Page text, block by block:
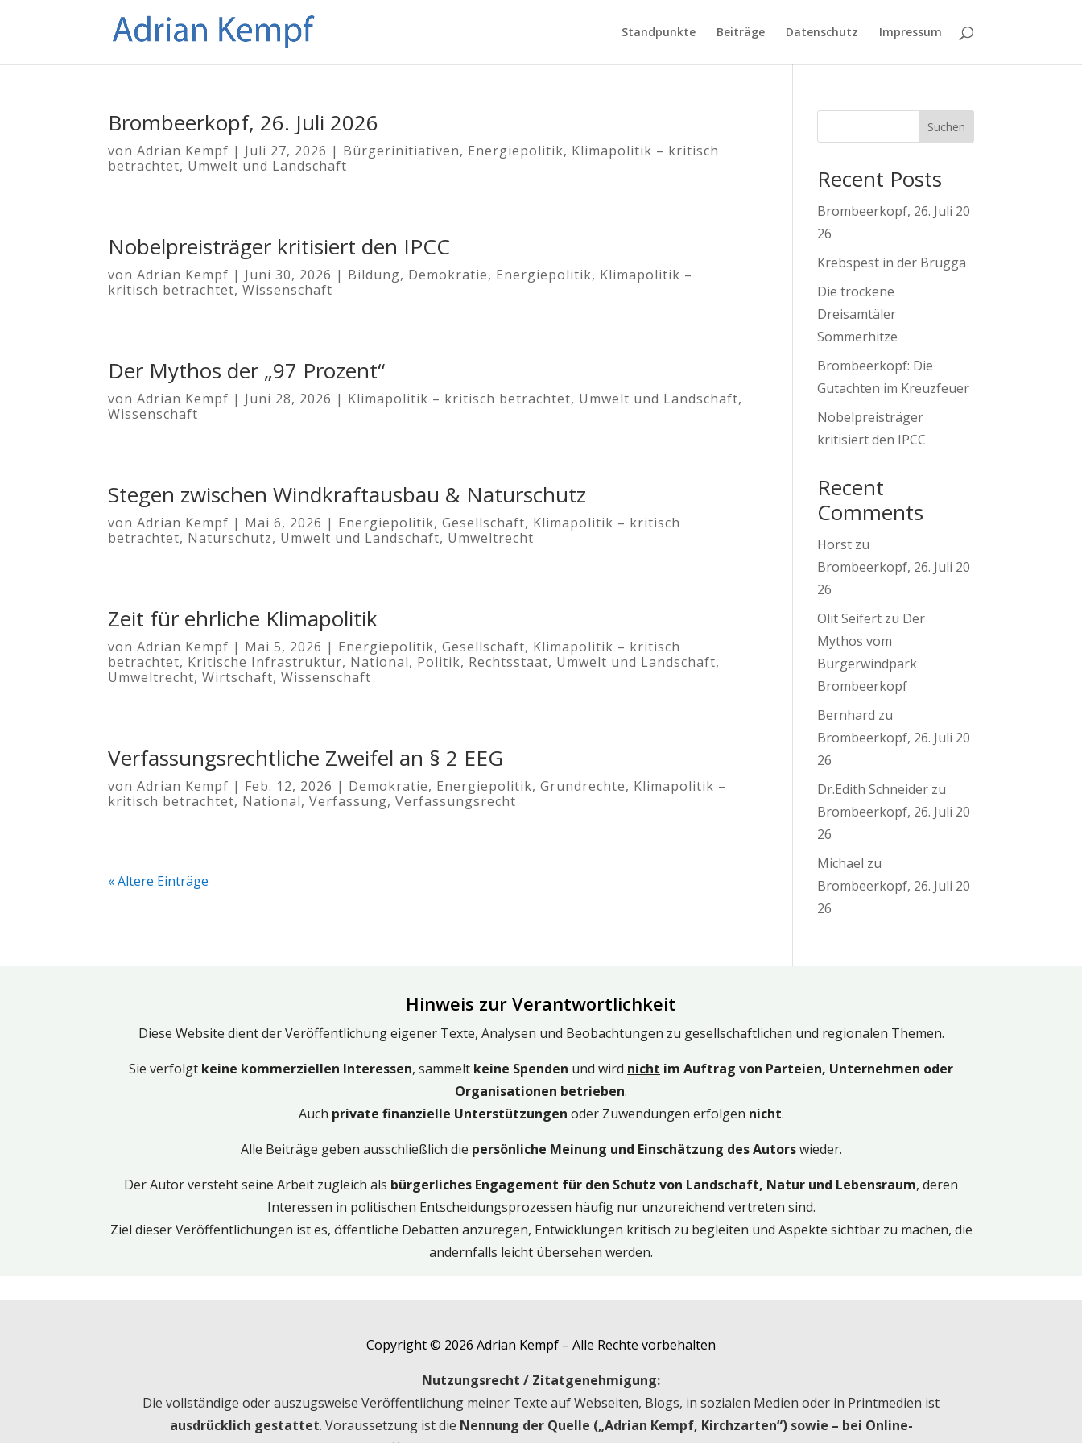
Standpunkte Beiträge Datenschutz Impressum
Brombeerkopf, 26. Juli 2026
vonAdrian Kempf | Juli 27, 2026 | Bürgerinitiativen, Energiepolitik, Klimapolitik – kritisch
betrachtet, Umwelt und Landschaft
Nobelpreisträger kritisiert den IPCC
vonAdrian Kempf | Juni 30, 2026 | Bildung, Demokratie, Energiepolitik, Klimapolitik –
kritisch betrachtet,Wissenschaft
Der Mythos der „97 Prozent“
vonAdrian Kempf | Juni 28, 2026 | Klimapolitik – kritisch betrachtet, Umwelt und Landschaft,
Wissenschaft
Stegen zwischen Windkraftausbau & Naturschutz
vonAdrian Kempf | Mai 6, 2026 | Energiepolitik,Gesellschaft, Klimapolitik – kritisch
betrachtet, Naturschutz, Umwelt und Landschaft, Umweltrecht
Zeit für ehrliche Klimapolitik
vonAdrian Kempf | Mai 5, 2026 | Energiepolitik,Gesellschaft, Klimapolitik – kritisch
betrachtet, Kritische Infrastruktur, National, Politik, Rechtsstaat, Umwelt und Landschaft,
Umweltrecht,Wirtschaft,Wissenschaft
Verfassungsrechtliche Zweifel an § 2 EEG
vonAdrian Kempf | Feb. 12, 2026 | Demokratie, Energiepolitik,Grundrechte, Klimapolitik –
kritisch betrachtet, National,Verfassung,Verfassungsrecht
« Ältere Einträge
Suchen
Recent Posts
Brombeerkopf, 26. Juli 20
26
Krebspest in der Brugga
Die trockene
Dreisamtäler
Sommerhitze
Brombeerkopf: Die
Gutachten im Kreuzfeuer
Nobelpreisträger
kritisiert den IPCC
Recent
Comments
Horst zu
Brombeerkopf, 26. Juli 20
26
Olit Seifert zu Der
Mythos vom
Bürgerwindpark
Brombeerkopf
Bernhard zu
Brombeerkopf, 26. Juli 20
26
Dr.Edith Schneider zu
Brombeerkopf, 26. Juli 20
26
Michael zu
Brombeerkopf, 26. Juli 20
26
Hinweis zur Verantwortlichkeit
Diese Website dient der Veröffentlichung eigener Texte, Analysen und Beobachtungen zu gesellschaftlichen und regionalen Themen.
Sie verfolgt keine kommerziellen Interessen, sammelt keine Spenden und wird nicht im Auftrag von Parteien, Unternehmen oder
Organisationen betrieben.
Auch private finanzielle Unterstützungen oder Zuwendungen erfolgen nicht.
Alle Beiträge geben ausschließlich die persönliche Meinung und Einschätzung des Autorswieder.
Der Autor versteht seine Arbeit zugleich als bürgerliches Engagement für den Schutz von Landschaft, Natur und Lebensraum, deren
Interessen in politischen Entscheidungsprozessen häufig nur unzureichend vertreten sind.
Ziel dieser Veröffentlichungen ist es, öffentliche Debatten anzuregen, Entwicklungen kritisch zu begleiten und Aspekte sichtbar zu machen, die
andernfalls leicht übersehen werden.
Copyright © 2026 Adrian Kempf – Alle Rechte vorbehalten
Nutzungsrecht / Zitatgenehmigung:
Die vollständige oder auszugsweise Veröffentlichung meiner Texte auf Webseiten, Blogs, in sozialen Medien oder in Printmedien ist
ausdrücklich gestattet. Voraussetzung ist die Nennung der Quelle („Adrian Kempf, Kirchzarten“) sowie – bei Online-